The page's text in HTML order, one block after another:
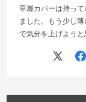
草履カバーは持っ
ました。もう少し
で気分を上げようと